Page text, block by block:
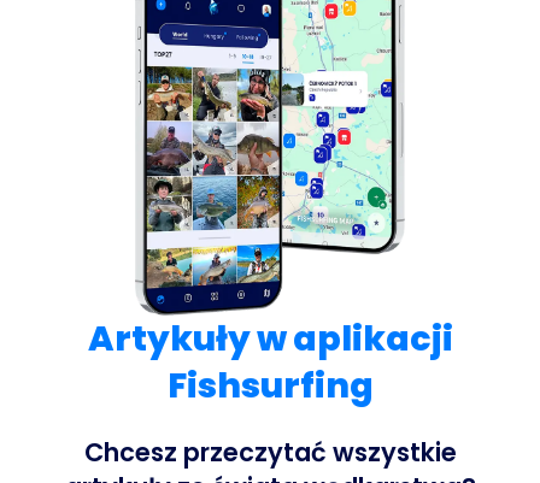
Artykuły w aplikacji
Fishsurfing
Chcesz przeczytać wszystkie